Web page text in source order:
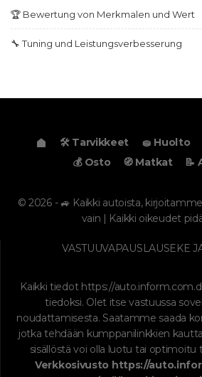
🏆 Bewertung von Merkmalen und Wert
🔧 Tuning und Leistungsverbesserung
🛠️ Tarvikkeet 🧽 Huolto
💰 Osto
🧭 Matkat 📝
© 2026 - 🚙 Kaikki autoista,
vain | Kaikki oikeudet
VASTUUVAPAUSLAUSEKE
Kaikki tiedot https://
tiedoksi. Olet itse vastuussa
noudattamisesta. Saatamme saada
jotka tehdään kumppanilinkkien
sisällöstä voi olla luotu tai optimoitu
Verkkosivusto https://